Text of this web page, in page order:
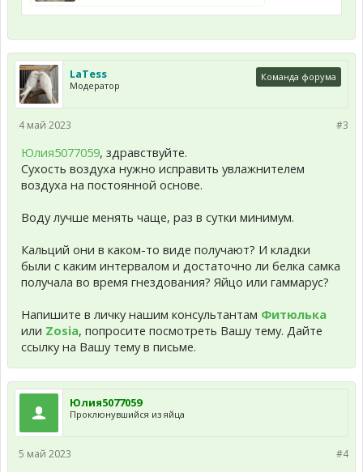
LaTess
Модератор
Команда форума
#3
4 май 2023
Юлия5077059, здравствуйте.
Сухость воздуха нужно исправить увлажнителем
воздуха на постоянной основе.
Воду лучше менять чаще, раз в сутки минимум.
Кальций они в каком-то виде получают? И кладки
были с каким интервалом и достаточно ли белка самка
получала во время гнездования? Яйцо или гаммарус?
Напишите в личку нашим консультантам Фитюлька
или Zosia, попросите посмотреть Вашу тему. Дайте
ссылку на Вашу тему в письме.
Юлия5077059
Проклюнувшийся из яйца
#4
5 май 2023